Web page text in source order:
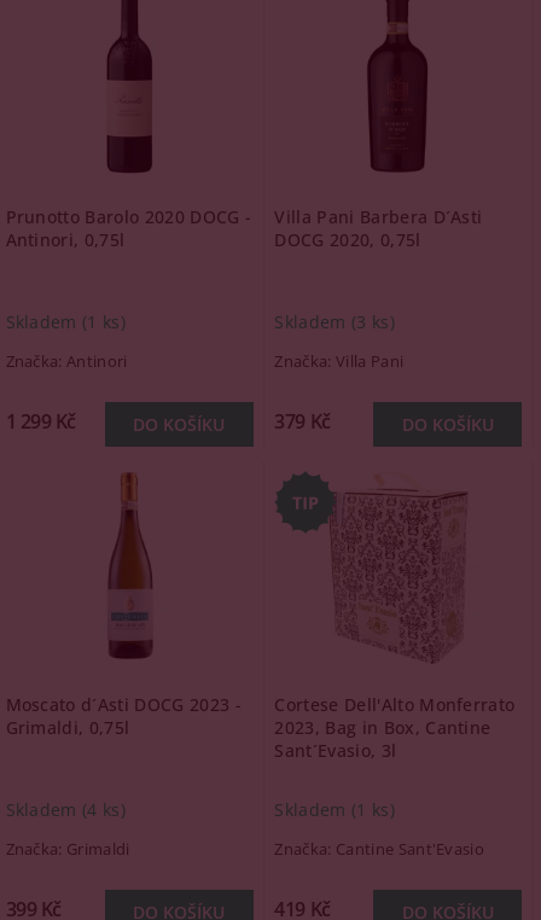
Prunotto Barolo 2020 DOCG -
Antinori, 0,75l
Skladem (1 ks)
Značka:Antinori
1 299 Kč
Villa Pani Barbera D´Asti
DOCG 2020, 0,75l
Skladem (3 ks)
Značka: Villa Pani
379 Kč
Moscato d´Asti DOCG 2023 -
Grimaldi, 0,75l
Skladem (4 ks)
Značka: Grimaldi
399 Kč
Cortese Dell'Alto Monferrato
2023, Bag in Box, Cantine
Sant´Evasio, 3l
Skladem (1 ks)
Značka: Cantine Sant'Evasio
419 Kč